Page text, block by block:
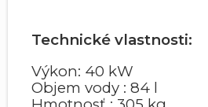
Technické vlastnosti:
Výkon: 40 kW
Objem vody : 84 l